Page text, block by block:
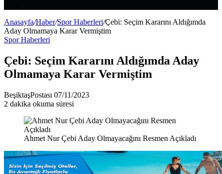
Anasayfa/Haber/Spor Haberleri/Çebi: Seçim Kararını Aldığımda
Aday Olmamaya Karar Vermiştim
Spor Haberleri
Çebi: Seçim Kararını Aldığımda Aday
Olmamaya Karar Vermiştim
BeşiktaşPostası Bir
e-
göndermek
07/11/2023
2 dakika okuma süresi
Ahmet Nur Çebi Aday Olmayacağını Resmen Açıkladı